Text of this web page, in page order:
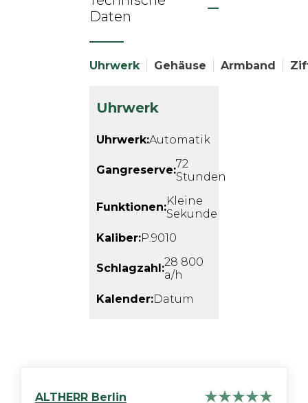
Daten
Uhrwerk Gehäuse Armband
Uhrwerk
Uhrwerk:Automatik
Gangreserve:72
Stunden
Funktionen:Kleine
Sekunde
Kaliber:P.9010
Schlagzahl:28 800
a/h
Kalender:Datum
ALTHERR Berlin